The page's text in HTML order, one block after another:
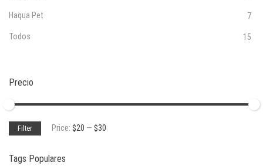
Haqua Pet 7
Todos 15
Precio
Min
MaxFilter Price: $20 — $30
Tags Populares